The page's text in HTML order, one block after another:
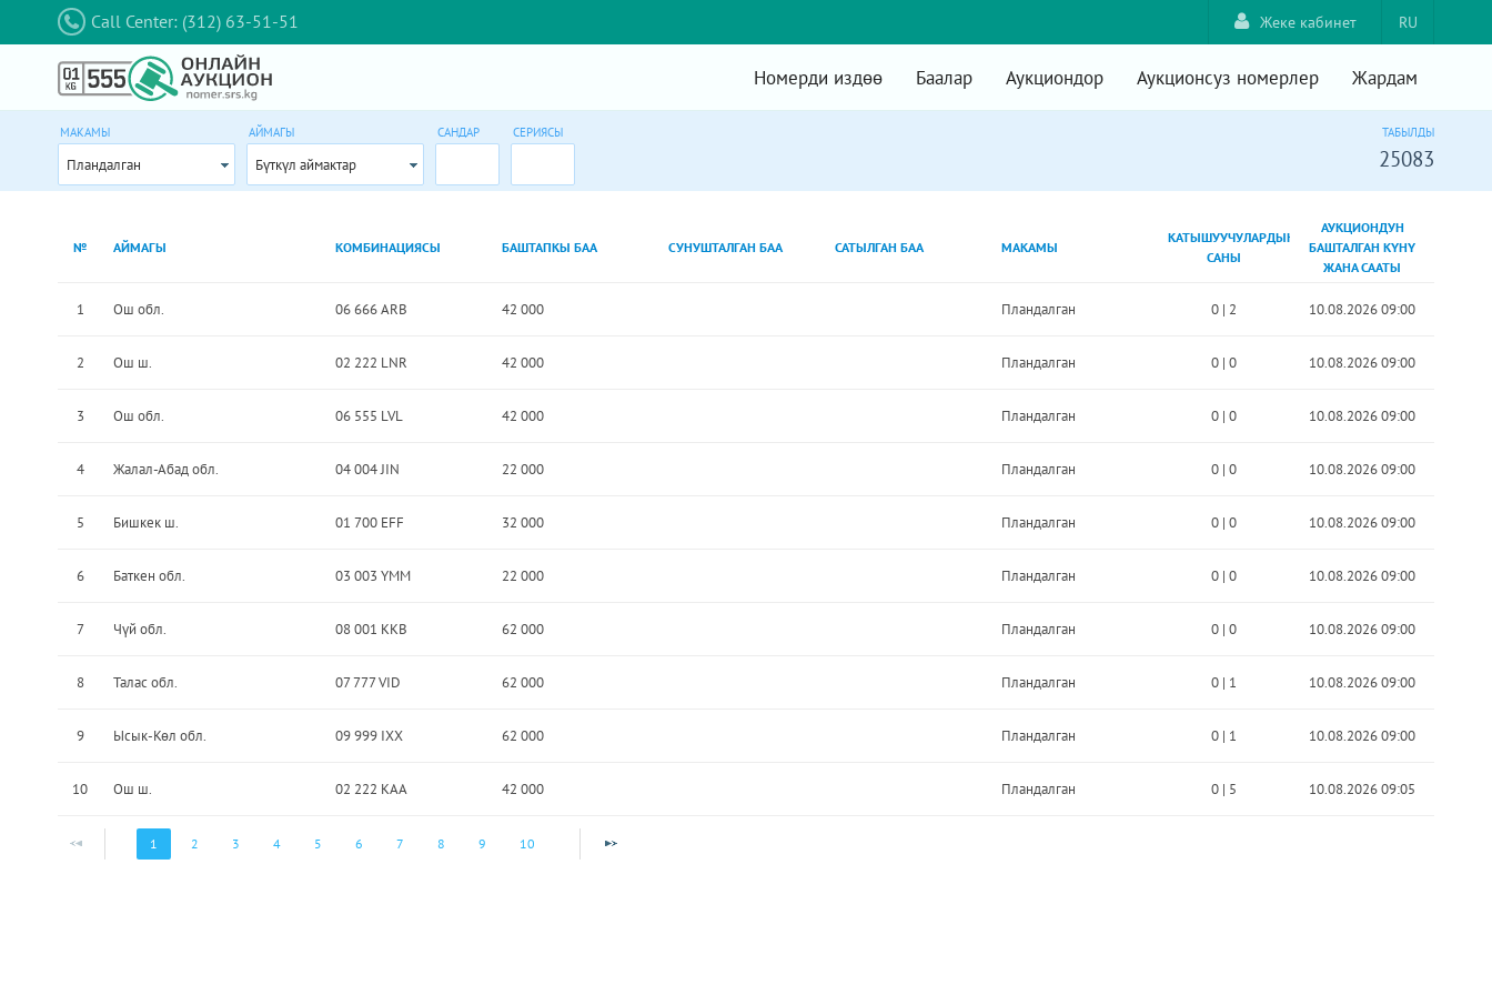
Call Center: (312) 63-51-51 RU
Жеке кабинет
Номерди издөө Баалар Аукциондор Аукционсуз номерлер Жардам
МАКАМЫ
Пландалган
АЙМАГЫ
Бүткүл аймактар
САНДАР СЕРИЯСЫ ТАБЫЛДЫ
25083
№ АЙМАГЫ КОМБИНАЦИЯСЫ БАШТАПКЫ БАА СУНУШТАЛГАН БАА САТЫЛГАН БАА МАКАМЫ
КАТЫШУУЧУЛАРДЫН
САНЫ
АУКЦИОНДУН
БАШТАЛГАН КҮНҮ
ЖАНА СААТЫ
1 Ош обл. 06 666 ARB 42 000 Пландалган 0| 2 10.08.2026 09:00
2 Ош ш. 02 222 LNR 42 000 Пландалган 0| 0 10.08.2026 09:00
3 Ош обл. 06 555 LVL 42 000 Пландалган 0| 0 10.08.2026 09:00
4 Жалал-Абад обл. 04 004 JIN 22 000 Пландалган 0| 0 10.08.2026 09:00
5 Бишкек ш. 01 700 EFF 32 000 Пландалган 0| 0 10.08.2026 09:00
6 Баткен обл. 03 003 YMM 22 000 Пландалган 0| 0 10.08.2026 09:00
7 Чүй обл. 08 001 KKB 62 000 Пландалган 0| 0 10.08.2026 09:00
8 Талас обл. 07 777 VID 62 000 Пландалган 0| 1 10.08.2026 09:00
9 Ысык-Көл обл. 09 999 IXX 62 000 Пландалган 0| 1 10.08.2026 09:00
10 Ош ш. 02 222 KAA 42 000 Пландалган 0| 5 10.08.2026 09:05
1 2 3 4 5 6 7 8 9 10